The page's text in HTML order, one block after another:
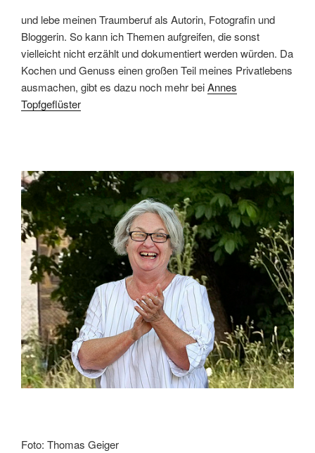
und lebe meinen Traumberuf als Autorin, Fotografin und
Bloggerin. So kann ich Themen aufgreifen, die sonst
vielleicht nicht erzählt und dokumentiert werden würden. Da
Kochen und Genuss einen großen Teil meines Privatlebens
ausmachen, gibt es dazu noch mehr beiAnnes
Topfgeflüster
Foto: Thomas Geiger